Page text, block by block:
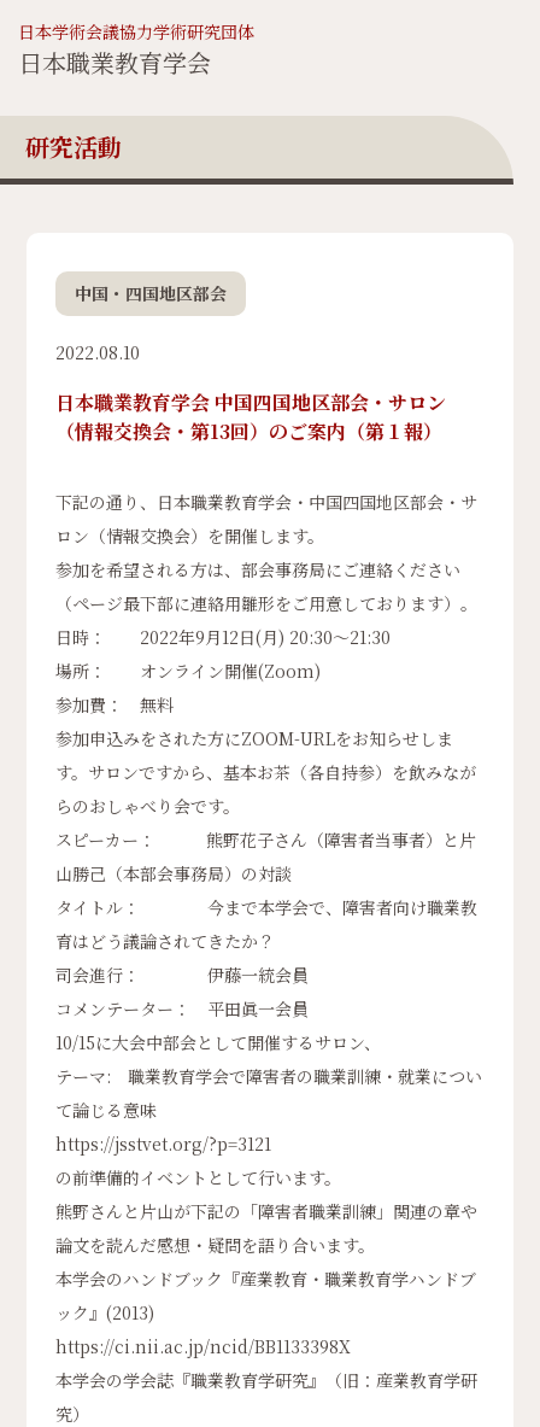
日本学術会議協力学術研究団体
日本職業教育学会
研究活動
中国・四国地区部会
2022.08.10
日本職業教育学会 中国四国地区部会・サロン
（情報交換会・第13回）のご案内（第１報）
下記の通り、日本職業教育学会・中国四国地区部会・サ
ロン（情報交換会）を開催します。
参加を希望される方は、部会事務局にご連絡ください
（ページ最下部に連絡用雛形をご用意しております）。
日時： 2022年9月12日(月) 20:30～21:30
場所： オンライン開催(Zoom)
参加費： 無料
参加申込みをされた方にZOOM-URLをお知らせしま
す。サロンですから、基本お茶（各自持参）を飲みなが
らのおしゃべり会です。
スピーカー： 熊野花子さん（障害者当事者）と片
山勝己（本部会事務局）の対談
タイトル： 今まで本学会で、障害者向け職業教
育はどう議論されてきたか？
司会進行： 伊藤一統会員
コメンテーター： 平田眞一会員
10/15に大会中部会として開催するサロン、
テーマ: 職業教育学会で障害者の職業訓練・就業につい
て論じる意味
https://jsstvet.org/?p=3121
の前準備的イベントとして行います。
熊野さんと片山が下記の「障害者職業訓練」関連の章や
論文を読んだ感想・疑問を語り合います。
本学会のハンドブック『産業教育・職業教育学ハンドブ
ック』(2013)
https://ci.nii.ac.jp/ncid/BB1133398X
本学会の学会誌『職業教育学研究』（旧：産業教育学研
究）